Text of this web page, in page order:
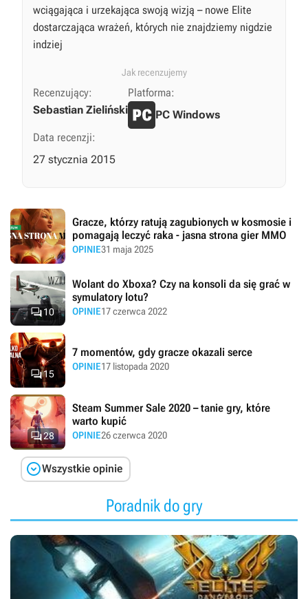
wciągająca i urzekająca swoją wizją – nowe Elite
dostarczająca wrażeń, których nie znajdziemy nigdzie
indziej
Jak recenzujemy
Recenzujący:
Sebastian Zieliński
Platforma:
PC Windows
Data recenzji:
27 stycznia 2015
Gracze, którzy ratują zagubionych w kosmosie i
pomagają leczyć raka - jasna strona gier MMO
OPINIE31 maja 2025
10
Wolant do Xboxa? Czy na konsoli da się grać w
symulatory lotu?
OPINIE17 czerwca 2022
15
7 momentów, gdy gracze okazali serce
OPINIE17 listopada 2020
28
Steam Summer Sale 2020 – tanie gry, które
warto kupić
OPINIE26 czerwca 2020
Wszystkie opinie
Poradnik do gry